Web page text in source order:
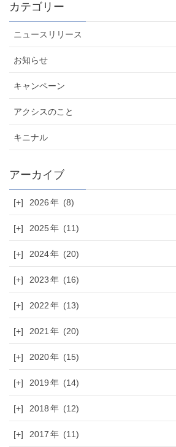
カテゴリー
ニュースリリース
お知らせ
キャンペーン
アクシスのこと
キニナル
[+] 2026 (8)
[+] 2025 (11)
[+] 2024 (20)
[+] 2023 (16)
[+] 2022 (13)
[+] 2021 (20)
[+] 2020 (15)
[+] 2019 (14)
[+] 2018 (12)
[+] 2017 (11)